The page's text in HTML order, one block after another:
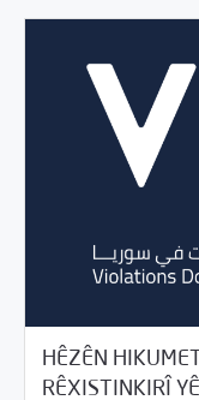
HÊZÊN
RÊXISTINKIRÎ
20/2020 Rewangeha